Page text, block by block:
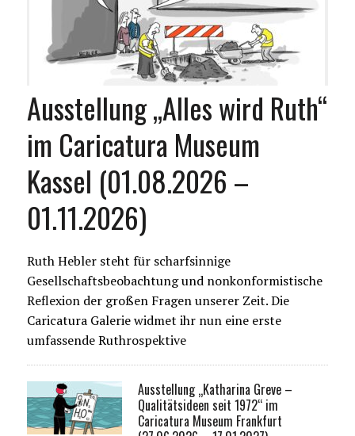
Ausstellung „Alles wird Ruth“
im Caricatura Museum
Kassel (01.08.2026 –
01.11.2026)
Ruth Hebler steht für scharfsinnige
Gesellschaftsbeobachtung und nonkonformistische
Reflexion der großen Fragen unserer Zeit. Die
Caricatura Galerie widmet ihr nun eine erste
umfassende Ruthrospektive
Ausstellung „Katharina Greve –
Qualitätsideen seit 1972“ im
Caricatura Museum Frankfurt